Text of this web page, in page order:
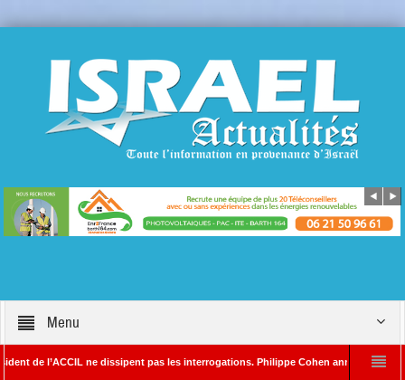
Menu
l’ACCIL ne dissipent pas les interrogations. Philippe Cohen annonce se